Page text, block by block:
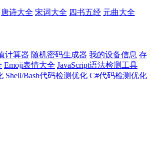
唐诗大全 宋词大全 四书五经 元曲大全
计算器 随机密码生成器 我的设备信息 存
Emoji表情大全 JavaScript语法检测工具
Shell/Bash代码检测优化 C#代码检测优化